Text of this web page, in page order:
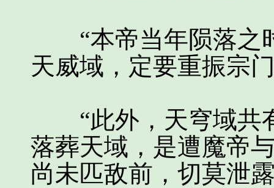
“本帝当年陨落之
天威域，定要重振宗
“此外，天穹域共
落葬天域，是遭魔帝
尚未匹敌前，切莫泄